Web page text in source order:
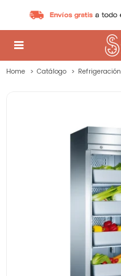

Home Catálogo Refrigeración